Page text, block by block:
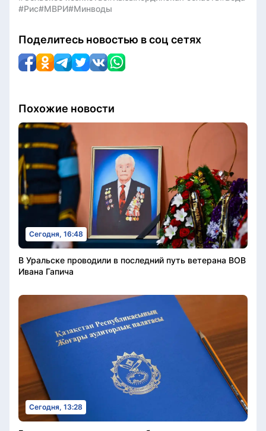
#Рис#МВРИ#Минводы
Поделитесь новостью в соц сетях
Похожие новости
Сегодня, 16:48
В Уральске проводили в последний путь ветерана ВОВ
Ивана Гапича
Сегодня, 13:28